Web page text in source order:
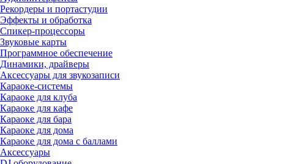
Рекордеры и портастудии
Эффекты и обработка
Спикер-процессоры
Звуковые карты
Программное обеспечение
Динамики, драйверы
Аксессуары для звукозаписи
Караоке-системы
Караоке для клуба
Караоке для кафе
Караоке для бара
Караоке для дома
Караоке для дома с баллами
Аксессуары